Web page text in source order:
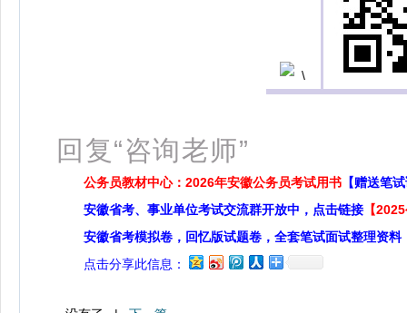
回复“咨询老师”
公务员教材中心：2026年安徽公务员考试用书 【赠送笔
安徽省考、事业单位考试交流群开放中，点击链接 【
安徽省考模拟卷，回忆版试题卷，全套笔试面试整理资料
点击分享此信息：